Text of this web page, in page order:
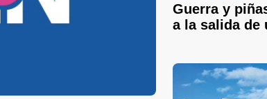
Guerra y
a la salida de